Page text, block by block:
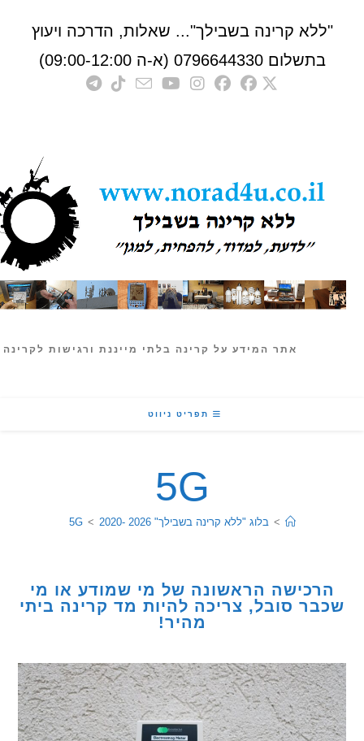
קרינה בשבילך"... שאלות, הדרכה ויעוץ
0796644330 (א-ה 09:00-12:00)
אתר המידע על קרינה בלתי מייננת ורגישות לקרינה
תפריט ניווט
5G
בלוג "ללא קרינה בשבילך" 2026 -2020 >
5G
הראשונה של מי שמודע או מי
סובל, צריכה להיות מד קרינה ביתי
מהיר!